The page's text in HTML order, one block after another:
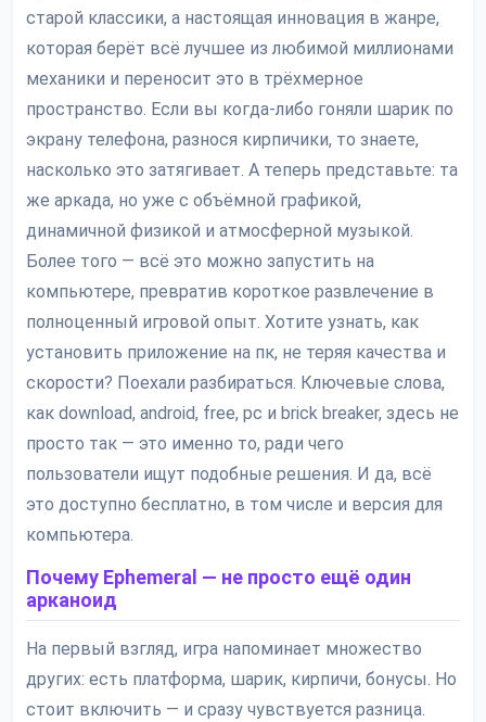
старой классики, а настоящая инновация в жанре,
которая берёт всё лучшее из любимой миллионами
механики и переносит это в трёхмерное
пространство. Если вы когда-либо гоняли шарик по
экрану телефона, разнося кирпичики, то знаете,
насколько это затягивает. А теперь представьте: та
же аркада, но уже с объёмной графикой,
динамичной физикой и атмосферной музыкой.
Более того — всё это можно запустить на
компьютере, превратив короткое развлечение в
полноценный игровой опыт. Хотите узнать, как
установить приложение на пк, не теряя качества и
скорости? Поехали разбираться. Ключевые слова,
как download, android, free, pc и brick breaker, здесь не
просто так — это именно то, ради чего
пользователи ищут подобные решения. И да, всё
это доступно бесплатно, в том числе и версия для
компьютера.
Почему Ephemeral — не просто ещё один
арканоид
На первый взгляд, игра напоминает множество
других: есть платформа, шарик, кирпичи, бонусы. Но
стоит включить — и сразу чувствуется разница.